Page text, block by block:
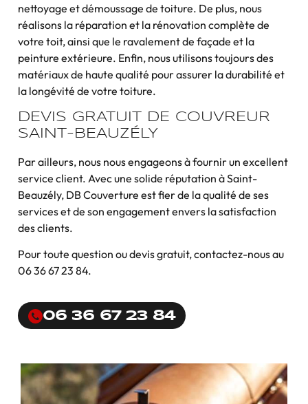
nettoyage et démoussage de toiture. De plus, nous
réalisons la réparation et la rénovation complète de
votre toit, ainsi que le ravalement de façade et la
peinture extérieure. Enfin, nous utilisons toujours des
matériaux de haute qualité pour assurer la durabilité et
la longévité de votre toiture.
DEVIS GRATUIT DE COUVREUR
SAINT-BEAUZÉLY
Par ailleurs, nous nous engageons à fournir un excellent
service client. Avec une solide réputation à Saint-
Beauzély, DB Couverture est fier de la qualité de ses
services et de son engagement envers la satisfaction
des clients.
Pour toute question ou devis gratuit, contactez-nous au
06 36 67 23 84.
06 36 67 23 84